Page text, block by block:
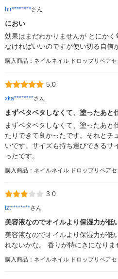
hir********さん
におい
効果はまだわかりませんが とにか
なければいいのですが使い切る自信
購入商品：ネイルネイル ドロップリペア
5.0
xka********さん
まずベタベタしなくて、塗ったあと
まずベタベタしなくて、塗ったあと
たりできて良かったです。それとチ
いです。サイズも持ち運びできるサ
ったです。
購入商品：ネイルネイル ドロップリペア
3.0
tzt********さん
美容液なのでオイルより保湿力が低
美容液なのでオイルより保湿力が低
れないかな。 香りが特にきになりま
購入商品：ネイルネイル ドロップリペア